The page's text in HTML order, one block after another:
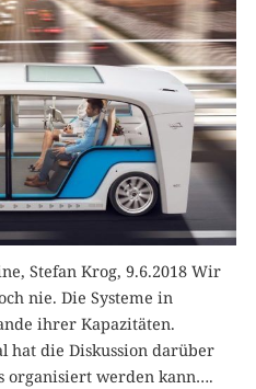
Stefan Krog, 9.6.2018 Wir
nie. Die Systeme in
ihrer Kapazitäten.
hat die Diskussion darüber
organisiert werden kann….